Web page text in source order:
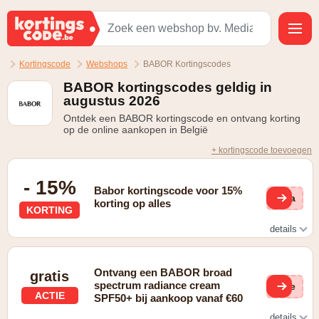
Kortingscode Webshops BABOR Kortingscodes
BABOR kortingscodes geldig in
augustus 2026
Ontdek een BABOR kortingscode en ontvang korting
op de online aankopen in België
+ kortingscode toevoegen
- 15%
KORTING
Babor kortingscode voor 15%
korting op alles
via
details
gratis
ACTIE
Ontvang een BABOR broad
spectrum radiance cream
SPF50+ bij aankoop vanaf €60
(ge